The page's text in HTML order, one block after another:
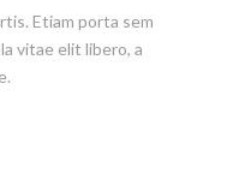
Etiam porta sem
vitae elit libero, a